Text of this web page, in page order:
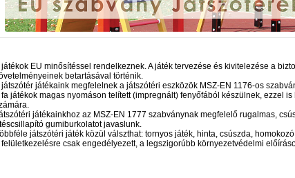
játékok EU minősítéssel rendelkeznek. A játék tervezése és kivitelezése a
betartásával történik.
játszótér játékaink megfelelnek a játszótéri eszközök MSZ-EN 1176-os
fa játékok magas nyomáson telített (impregnált) fenyőfából készülnek, ezzel
játékainkhoz az MSZ-EN 1777 szabványnak megfelelő rugalmas,
gumiburkolatot javaslunk.
játszótéri játék közül válszthat: tornyos játék, hinta, csúszda,
felületkezelésre csak engedélyezett, a legszigorúbb környezetvédelmi